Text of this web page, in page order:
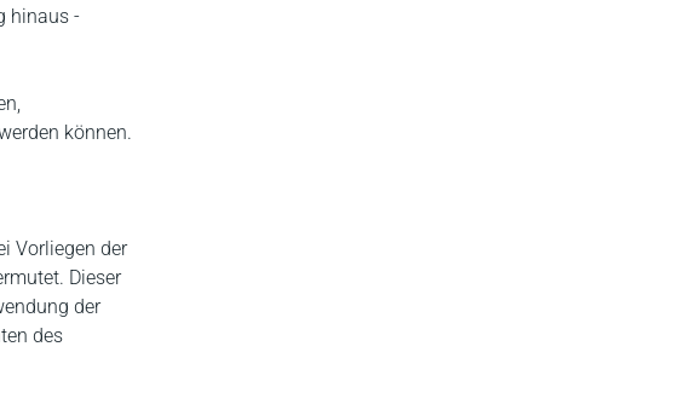
hinaus -
können.
Vorliegen der
Dieser
der
des